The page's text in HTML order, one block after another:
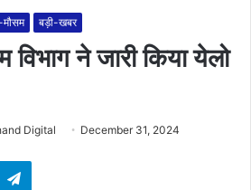
मौसम बड़ी-खबर
विभाग ने जारी किया येलो
Digital December 31, 2024
Telegram